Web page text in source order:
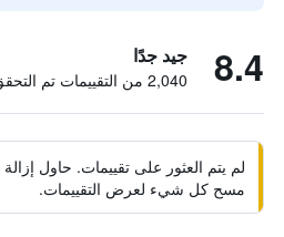
8.4 جيد جدًا
2,040 من التقييمات تم التحقق منها
لم يتم العثور على تقييمات. حاول
مسح كل شيء لعرض التقييمات.